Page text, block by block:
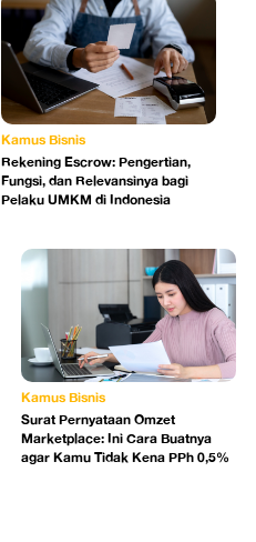
Kamus Bisnis
Rekening Escrow: Pengertian,
Fungsi, dan Relevansinya bagi
Pelaku UMKM di Indonesia
Kamus Bisnis
Surat Pernyataan Omzet
Marketplace: Ini Cara Buatnya
agar Kamu Tidak Kena PPh 0,5%